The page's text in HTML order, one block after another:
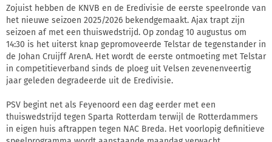
Zojuist hebben de KNVB en de Eredivisie de eerste speelronde van
het nieuwe seizoen 2025/2026 bekendgemaakt. Ajax trapt zijn
seizoen af met een thuiswedstrijd. Op zondag 10 augustus om
14:30 is het uiterst knap gepromoveerde Telstar de tegenstander in
de Johan Cruijff ArenA. Het wordt de eerste ontmoeting met Telstar
in competitieverband sinds de ploeg uit Velsen zevenenveertig
jaar geleden degradeerde uit de Eredivisie.
PSV begint net als Feyenoord een dag eerder met een
thuiswedstrijd tegen Sparta Rotterdam terwijl de Rotterdammers
in eigen huis aftrappen tegen NAC Breda. Het voorlopig definitieve